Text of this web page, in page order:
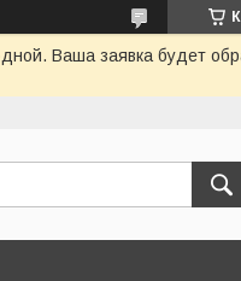
Ваша заявка будет